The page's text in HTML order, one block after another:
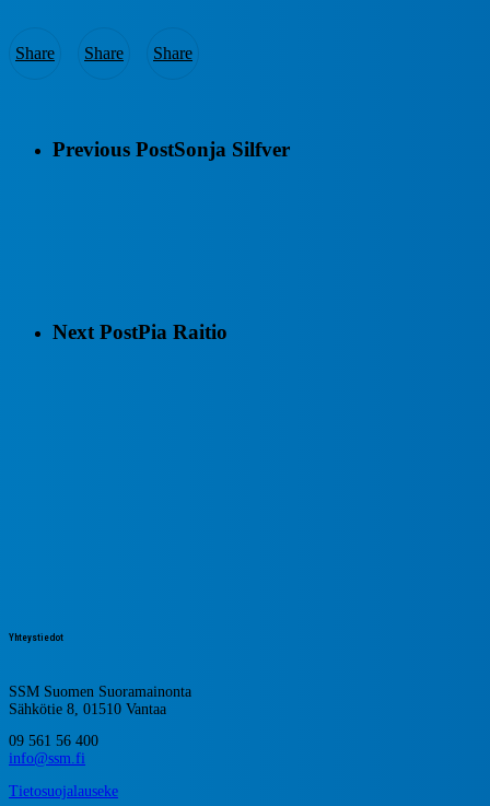
Share Share Share
Previous PostSonja Silfver
Next PostPia Raitio
Yhteystiedot
SSM Suomen Suoramainonta
Sähkötie 8, 01510 Vantaa
09 561 56 400
info@ssm.fi
Tietosuojalauseke